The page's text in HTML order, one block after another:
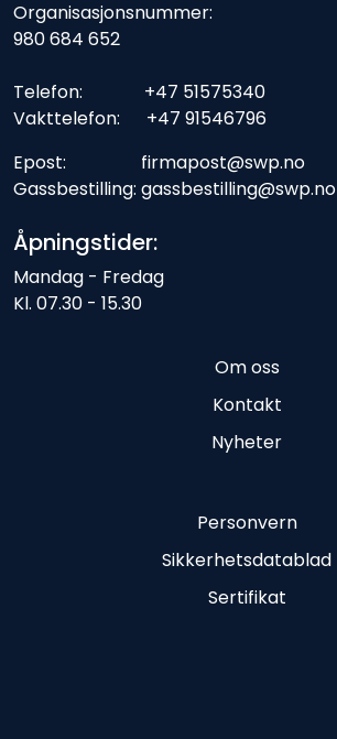
Organisasjonsnummer:
980 684 652
Telefon: +47 51575340
Vakttelefon: +47 91546796
Epost: firmapost@swp.no
Gassbestilling: gassbestilling@swp.no
Åpningstider:
Mandag - Fredag
Kl. 07.30 - 15.30
Om oss
Kontakt
Nyheter
Personvern
Sikkerhetsdatablad
Sertifikat